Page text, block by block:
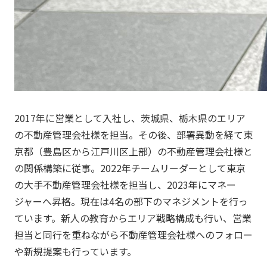
2017年に営業として入社し、茨城県、栃木県のエリア
の不動産管理会社様を担当。その後、部署異動を経て東
京都（豊島区から江戸川区上部）の不動産管理会社様と
の関係構築に従事。2022年チームリーダーとして東京
の大手不動産管理会社様を担当し、2023年にマネー
ジャーへ昇格。現在は4名の部下のマネジメントを行っ
ています。新人の教育からエリア戦略構成も行い、営業
担当と同行を重ねながら不動産管理会社様へのフォロー
や新規提案も行っています。